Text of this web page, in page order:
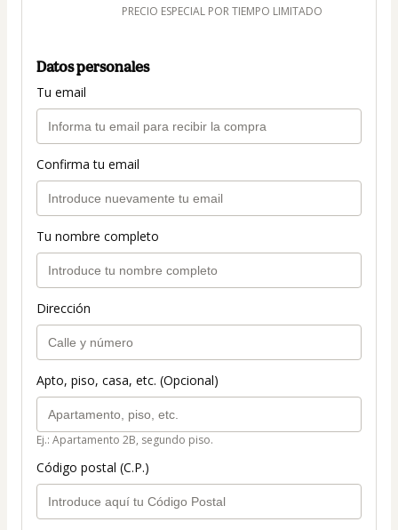
PRECIO ESPECIAL POR TIEMPO LIMITADO
Datos personales
Tu email
Confirma tu email
Tu nombre completo
Dirección
Apto, piso, casa, etc. (Opcional)
Ej.: Apartamento 2B, segundo piso.
Código postal (C.P.)